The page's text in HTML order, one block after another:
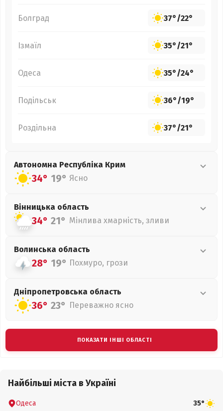
Болград 37°/22°
Ізмаїл 35°/21°
Одеса 35°/24°
Подільськ 36°/19°
Роздільна 37°/21°
Автономна Республіка Крим
34° 19° Ясно
Вінницька область
34° 21° Мінлива хмарність, зливи
Волинська область
28° 19° Похмуро, грози
Дніпропетровська область
36° 23° Переважно ясно
ПОКАЗАТИ ІНШІ ОБЛАСТІ
Найбільші міста в Україні
Одеса 35°